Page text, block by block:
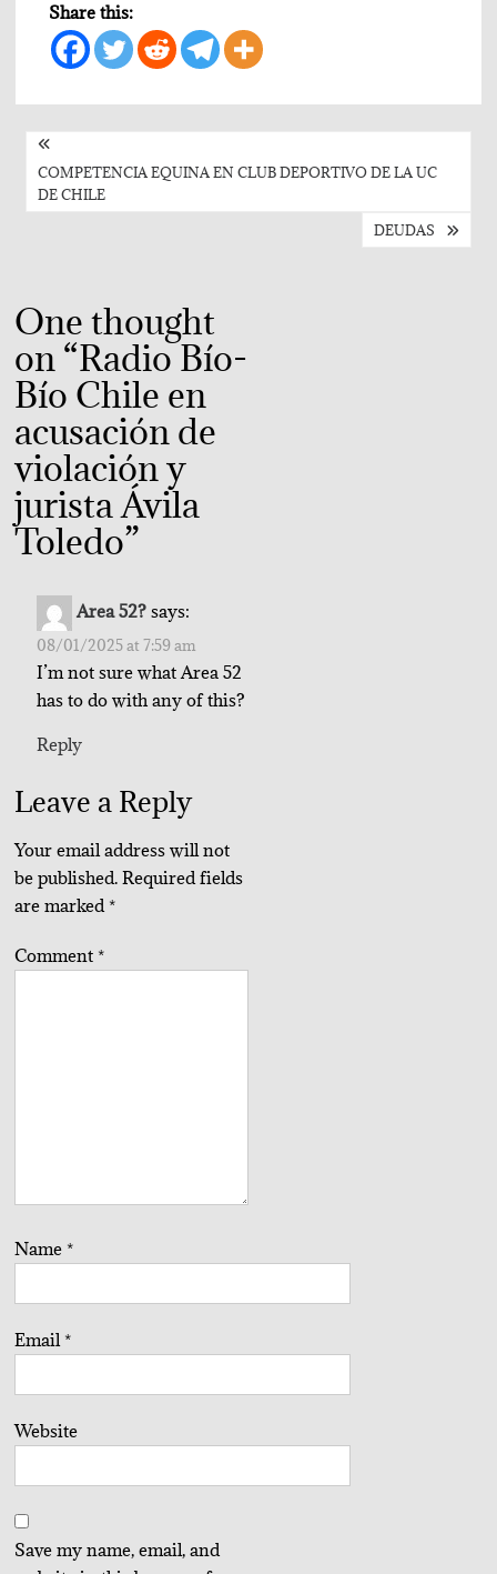
Share this:
Post
navigation
COMPETENCIA EQUINA EN CLUB DEPORTIVO DE LA UC
DE CHILE
DEUDAS
One thought
on “Radio Bío-
Bío Chile en
acusación de
violación y
jurista Ávila
Toledo”
Area 52? says:
08/01/2025 at 7:59 am
I’m not sure what Area 52
has to do with any of this?
Reply
Leave a Reply
Your email address will not
be published. Required fields
are marked *
Comment *
Name *
Email *
Website
Save my name, email, and